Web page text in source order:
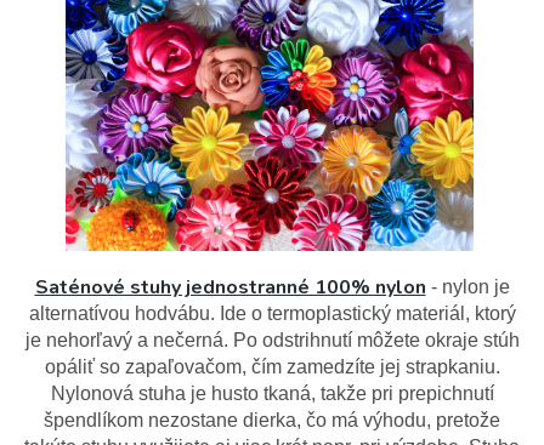
Saténové stuhy jednostranné 100% nylon - nylon je
alternatívou hodvábu. Ide o termoplastický materiál, ktorý
je nehorľavý a nečerná. Po odstrihnutí môžete okraje stúh
opáliť so zapaľovačom, čím zamedzíte jej strapkaniu.
Nylonová stuha je husto tkaná, takže pri prepichnutí
špendlíkom nezostane dierka, čo má výhodu, pretože